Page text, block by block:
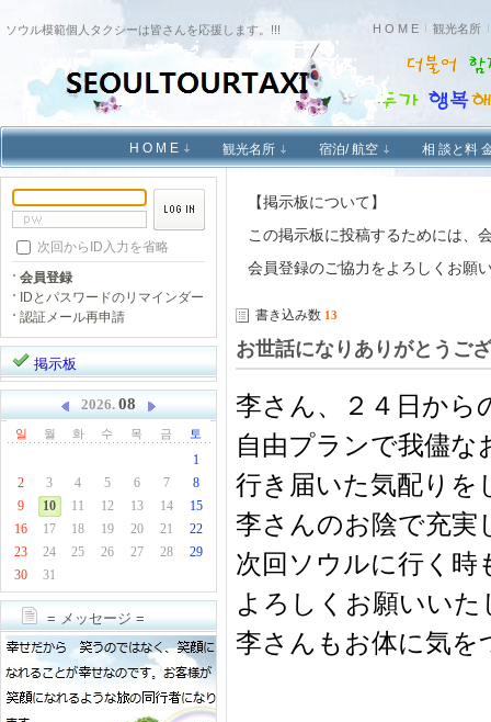
ソウル模範個人タクシーは皆さんを応援します。!!! H O M E 観光名所
H O M E 観光名所 宿泊/ 航空 相 談と料
次回からID入力を省略
会員登録
IDとパスワードのリマインダー
認証メール再申請
掲示板
2026. 08
일 월 화 수 목 금 토
1
2
3 4 5 6 7
8
9
10 11 12 13 14
15
16
17 18 19 20 21
22
23
24 25 26 27 28
29
30
31
= メッセージ =
【掲示板について】
この掲示板に投稿するためには、
会員登録のご協力をよろしくお願
書き込み数 13
お世話になりありがとうご
李さん、２４日から
自由プランで我儘
行き届いた気配りを
李さんのお陰で充実
次回ソウルに行く
よろしくお願いいた
李さんもお体に気を